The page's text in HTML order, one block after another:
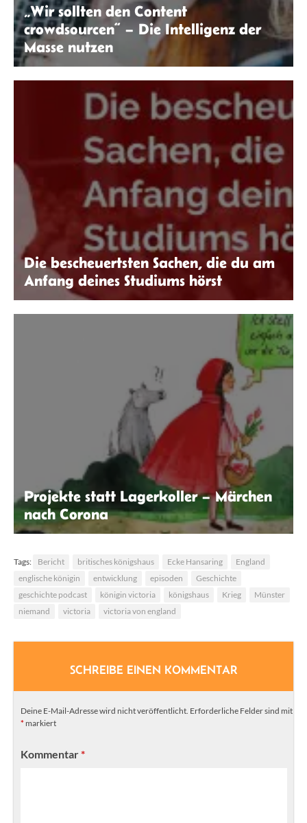
„Wir sollten den Content
crowdsourcen“ – Die Intelligenz der
Masse nutzen
Die bescheuertsten Sachen, die du am
Anfang deines Studiums hörst
Projekte statt Lagerkoller – Märchen
nach Corona
Tags: Bericht britisches königshaus Ecke Hansaring
England
englische königin
entwicklung episoden
Geschichte
geschichte podcast
königin victoria königshaus Krieg
Münster
niemand
victoria victoria von england
SCHREIBE EINEN KOMMENTAR
Deine E-Mail-Adresse wird nicht veröffentlicht. Erforderliche Felder sind mit
* markiert
Kommentar*